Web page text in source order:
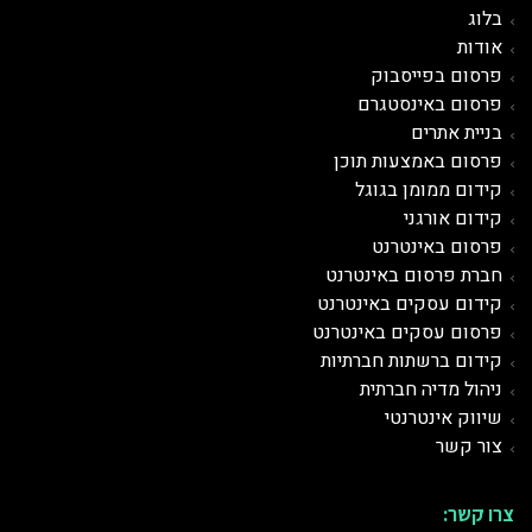
בלוג
אודות
פרסום בפייסבוק
פרסום באינסטגרם
בניית אתרים
פרסום באמצעות תוכן
קידום ממומן בגוגל
קידום אורגני
פרסום באינטרנט
חברת פרסום באינטרנט
קידום עסקים באינטרנט
פרסום עסקים באינטרנט
קידום ברשתות חברתיות
ניהול מדיה חברתית
שיווק אינטרנטי
צור קשר
צרו קשר: